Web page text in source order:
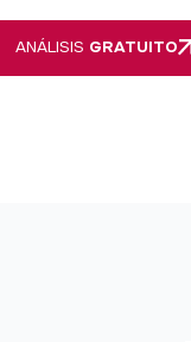
ANÁLISIS GRATUITO